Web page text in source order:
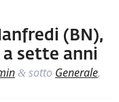
(BN),
sette anni
& sotto Generale,